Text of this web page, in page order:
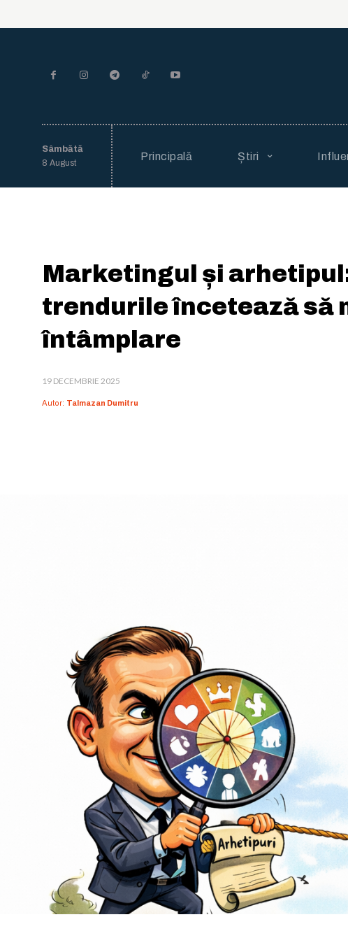
Sâmbătă
8 August
Principală Știri
Marketingul și
trendurile încetează să
întâmplare
19 DECEMBRIE 2025
Autor: Talmazan Dumitru